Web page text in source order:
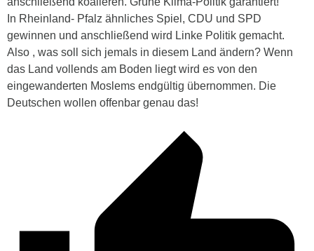
In Rheinland- Pfalz ähnliches Spiel, CDU und SPD
gewinnen und anschließend wird Linke Politik gemacht.
Also , was soll sich jemals in diesem Land ändern? Wenn
das Land vollends am Boden liegt wird es von den
eingewanderten Moslems endgültig übernommen. Die
Deutschen wollen offenbar genau das!